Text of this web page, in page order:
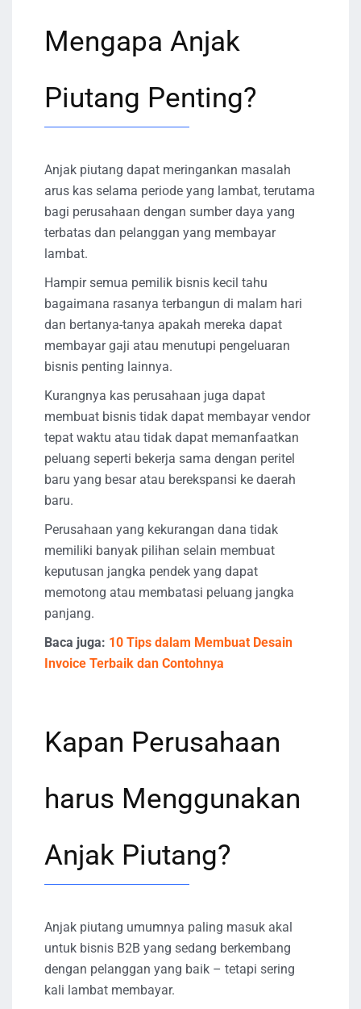
Mengapa Anjak
Piutang Penting?
Anjak piutang dapat meringankan masalah
arus kas selama periode yang lambat, terutama
bagi perusahaan dengan sumber daya yang
terbatas dan pelanggan yang membayar
lambat.
Hampir semua pemilik bisnis kecil tahu
bagaimana rasanya terbangun di malam hari
dan bertanya-tanya apakah mereka dapat
membayar gaji atau menutupi pengeluaran
bisnis penting lainnya.
Kurangnya kas perusahaan juga dapat
membuat bisnis tidak dapat membayar vendor
tepat waktu atau tidak dapat memanfaatkan
peluang seperti bekerja sama dengan peritel
baru yang besar atau berekspansi ke daerah
baru.
Perusahaan yang kekurangan dana tidak
memiliki banyak pilihan selain membuat
keputusan jangka pendek yang dapat
memotong atau membatasi peluang jangka
panjang.
Baca juga: 10 Tips dalam Membuat Desain
Invoice Terbaik dan Contohnya
Kapan Perusahaan
harus Menggunakan
Anjak Piutang?
Anjak piutang umumnya paling masuk akal
untuk bisnis B2B yang sedang berkembang
dengan pelanggan yang baik – tetapi sering
kali lambat membayar.